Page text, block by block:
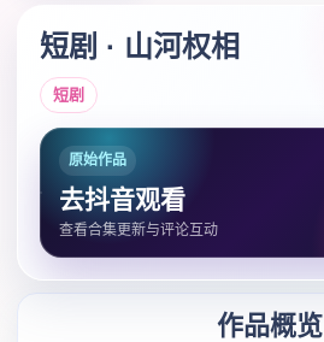
短剧 · 山河权相
短剧
原始作品
去抖音观看
查看合集更新与评论互动
作品概览